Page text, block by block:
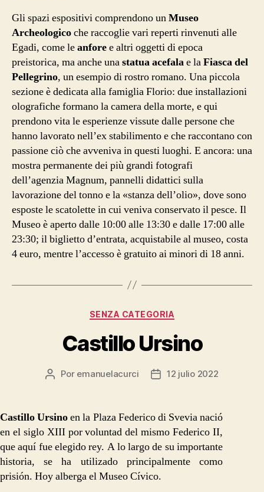
Gli spazi espositivi comprendono unMuseo
Archeologicoche raccoglie vari reperti rinvenuti alle
Egadi, come leanforee altri oggetti di epoca
preistorica, ma anche unastatua acefalae laFiasca del
Pellegrino, un esempio di rostro romano. Una piccola
sezione è dedicata alla famiglia Florio: due installazioni
olografiche formano la camera della morte, e qui
prendono vita le esperienze vissute dalle persone che
hanno lavorato nell’ex stabilimento e che raccontano con
passione ciò che avveniva in questi luoghi. E ancora: una
mostra permanente dei più grandi fotografi
dell’agenzia Magnum, pannelli didattici sulla
lavorazione del tonno e la «stanza dell’olio», dove sono
esposte le scatolette in cui veniva conservato il pesce. Il
Museo è aperto dalle 10:00 alle 13:30 e dalle 17:00 alle
23:30; il biglietto d’entrata, acquistabile al museo, costa
4 euro, mentre l’accesso è gratuito ai minori di 18 anni.
Categorías
SENZA CATEGORIA
Castillo Ursino
Autor
entrada
Por emanuelacurci
Fecha
entrada
12 julio 2022
Castillo Ursinoen la Plaza Federico di Svevia nació
en el siglo XIII por voluntad del mismo Federico II,
que aquí fue elegido rey. A lo largo de su importante
historia, se ha utilizado principalmente como
prisión. Hoy alberga el Museo Cívico.